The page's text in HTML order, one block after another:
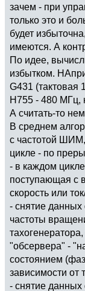
зачем - при
только это и
будет
имеются. А
По идее,
избытком.
G431
H755 - 480 МГц,
А считать-то
В среднем
с частотой
цикле - по
- в каждом
поступающая с
скорость или
- снятие данных
частоты
"обсервера" -
состоянием
зависимости от
- снятие